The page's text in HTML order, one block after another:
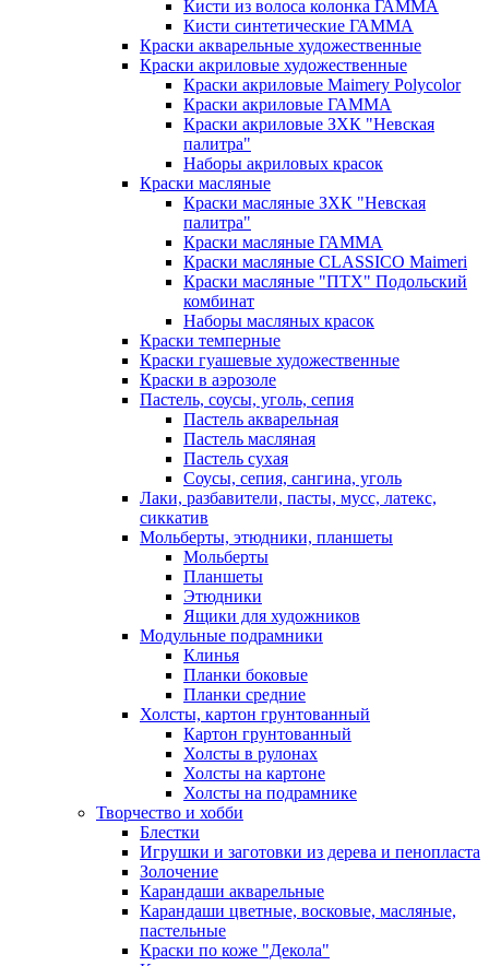
Кисти из волоса колонка ГАММА
Кисти синтетические ГАММА
Краски акварельные художественные
Краски акриловые художественные
Краски акриловые Maimery Polycolor
Краски акриловые ГАММА
Краски акриловые ЗХК "Невская
палитра"
Наборы акриловых красок
Краски масляные
Краски масляные ЗХК "Невская
палитра"
Краски масляные ГАММА
Краски масляные CLASSICO Maimeri
Краски масляные "ПТХ" Подольский
комбинат
Наборы масляных красок
Краски темперные
Краски гуашевые художественные
Краски в аэрозоле
Пастель, соусы, уголь, сепия
Пастель акварельная
Пастель масляная
Пастель сухая
Соусы, сепия, сангина, уголь
Лаки, разбавители, пасты, мусс, латекс,
сиккатив
Мольберты, этюдники, планшеты
Мольберты
Планшеты
Этюдники
Ящики для художников
Модульные подрамники
Клинья
Планки боковые
Планки средние
Холсты, картон грунтованный
Картон грунтованный
Холсты в рулонах
Холсты на картоне
Холсты на подрамнике
Творчество и хобби
Блестки
Игрушки и заготовки из дерева и пенопласта
Золочение
Карандаши акварельные
Карандаши цветные, восковые, масляные,
пастельные
Краски по коже "Декола"